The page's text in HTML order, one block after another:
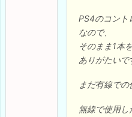
PS4のコント
なので、
そのまま1本
ありがたいで
まだ有線での
無線で使用し